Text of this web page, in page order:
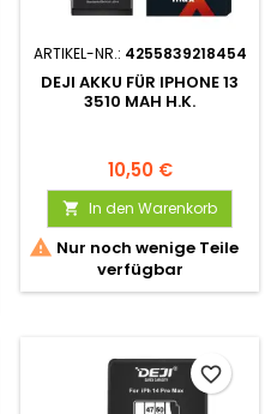
ARTIKEL-NR.: 4255839218454
DEJI AKKU FÜR IPHONE 13
3510 MAH H.K.
10,50 €
 In den Warenkorb
 Nur noch wenige Teile
verfügbar
favorite_border